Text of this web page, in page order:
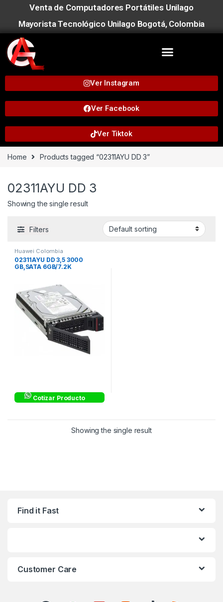
Venta de Computadores Portátiles Unilago
Mayorista Tecnológico Unilago Bogotá, Colombia
Ver Instagram
Ver Facebook
Ver Tiktok
Home Products tagged “02311AYU DD 3”
02311AYU DD 3
Showing the single result
Filters
Huawei Colombia
02311AYU DD 3,5 3000
GB,SATA 6GB/7.2K
Cotizar Producto
Showing the single result
Find it Fast
Customer Care